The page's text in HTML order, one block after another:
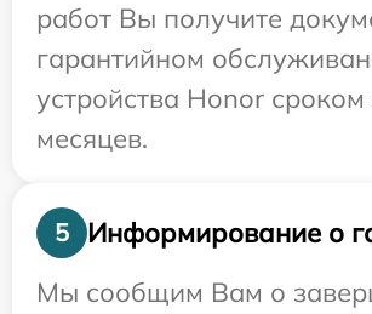
работ Вы получите
гарантийном
устройства Honor
месяцев.
5
Информирование о
Мы сообщим Вам о